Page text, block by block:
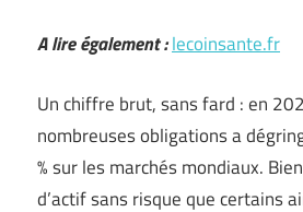
A lire également :lecoinsante.fr
Un chiffre brut, sans fard : en
nombreuses obligations a
% sur les marchés mondiaux.
d’actif sans risque que certains